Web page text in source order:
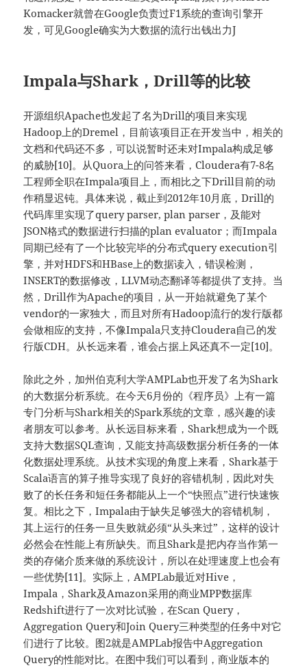
Komacker就曾在Google负责过F1系统的查询引擎开
发，可见Google确实为大数据的流行出钱出力J
Impala与Shark，Drill等的比较
开源组织Apache也发起了名为Drill的项目来实现
Hadoop上的Dremel，目前该项目正在开发当中，相关的
文档和代码还不多，可以说暂时还未对Impala构成足够
的威胁[10]。从Quora上的问答来看，Cloudera有7-8名
工程师全职在Impala项目上，而相比之下Drill目前的动
作稍显迟钝。具体来说，截止到2012年10月底，Drill的
代码库里实现了query parser, plan parser，及能对
JSON格式的数据进行扫描的plan evaluator；而Impala
同期已经有了一个比较完毕的分布式query execution引
擎，并对HDFS和HBase上的数据读入，错误检测，
INSERT的数据修改，LLVM动态翻译等都提供了支持。当
然，Drill作为Apache的项目，从一开始就避免了某个
vendor的一家独大，而且对所有Hadoop流行的发行版都
会做相应的支持，不像Impala只支持Cloudera自己的发
行版CDH。从长远来看，谁会占据上风还真不一定[10]。
除此之外，加州伯克利大学AMPLab也开发了名为Shark
的大数据分析系统。在今天6月份的《程序员》上有一篇
专门分析与Shark相关的Spark系统的文章，感兴趣的读
者朋友可以参考。从长远目标来看，Shark想成为一个既
支持大数据SQL查询，又能支持高级数据分析任务的一体
化数据处理系统。从技术实现的角度上来看，Shark基于
Scala语言的算子推导实现了良好的容错机制，因此对失
败了的长任务和短任务都能从上一个“快照点”进行快速恢
复。相比之下，Impala由于缺失足够强大的容错机制，
其上运行的任务一旦失败就必须“从头来过”，这样的设计
必然会在性能上有所缺失。而且Shark是把内存当作第一
类的存储介质来做的系统设计，所以在处理速度上也会有
一些优势[11]。实际上，AMPLab最近对Hive，
Impala，Shark及Amazon采用的商业MPP数据库
Redshift进行了一次对比试验，在Scan Query，
Aggregation Query和Join Query三种类型的任务中对它
们进行了比较。图2就是AMPLab报告中Aggregation
Query的性能对比。在图中我们可以看到，商业版本的